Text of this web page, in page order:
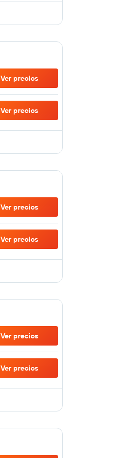
Ver precios
Ver precios
Ver precios
Ver precios
Ver precios
Ver precios